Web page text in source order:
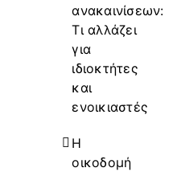
ανακαινίσεων:
Τι αλλάζει
για
ιδιοκτήτες
και
ενοικιαστές
Η
οικοδομή